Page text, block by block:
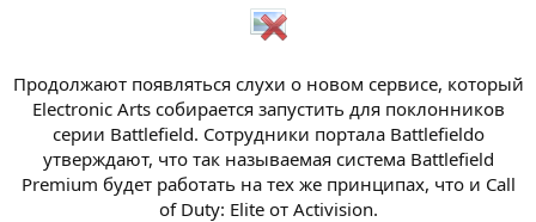
Продолжают появляться слухи о новом сервисе, который
Electronic Arts собирается запустить для поклонников
серии Battlefield. Сотрудники портала Battlefieldo
утверждают, что так называемая система Battlefield
Premium будет работать на тех же принципах, что и Call
of Duty: Elite от Activision.